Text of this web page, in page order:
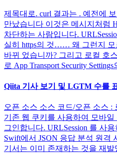
제목대로. curl 결과는 . 예전에
만났습니다 이것은 메시지처럼
차단하는 사람입니다.
실히 https의 것…… 왜 그런지 모
바뀌 었습니까? 그리고 로컬 호
로 App Transport Security Settings
Qiita 기사 보기 및 LGTM 수를
오픈 소스 소스 코드/오픈 소스 :
기존 웹 쿠키를 사용하여 모바
그인합니다. URLSession 를 사용
Swift에서 JSON 응답 분석 원격
기서는 이미 존재하는 것을 재